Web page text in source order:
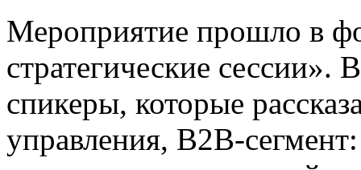
Мероприятие прошло в
стратегические
спикеры, которые
управления, B2B-